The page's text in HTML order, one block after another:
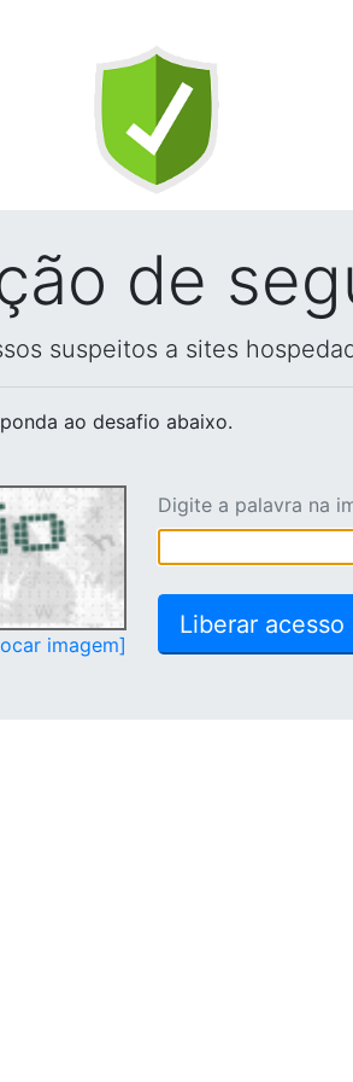
de
suspeitos a sites
ao desafio abaixo.
imagem]
Digite a palavra na